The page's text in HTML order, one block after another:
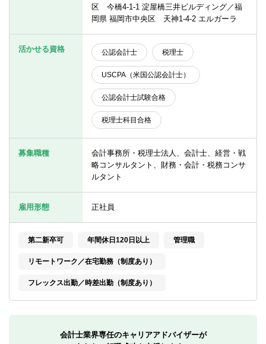
女性会計士の転職
個別転職相談会・セミナー
転職お役立ち情報
ご利用ガイド
非公開求人とは？
サービス紹介
転職お役立ち情報
業界情報
区 今橋4-1-1 淀屋橋三井ビルディング／福
岡県 福岡市中央区 天神1-4-2 エルガーラ
活かせる資格 公認会計士 税理士
USCPA（米国公認会計士）
公認会計士試験合格
税理士科目合格
募集職種
会計事務所・税理士法人、会計士、経営・戦
略コンサルタント、財務・会計・税務コンサ
ルタント
雇用形態 正社員
第二新卒可 年間休日120日以上 管理職
リモートワーク／在宅勤務（制度あり）
フレックス出勤／時差出勤（制度あり）
会計士業界専任のキャリアアドバイザーが